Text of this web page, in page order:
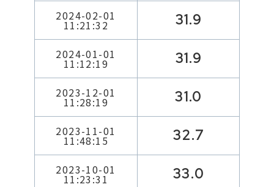
2024-02-01
11:21:32 31.9
2024-01-01
11:12:19 31.9
2023-12-01
11:28:19 31.0
2023-11-01
11:48:15 32.7
2023-10-01
11:23:31 33.0